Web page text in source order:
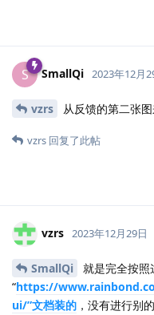
S SmallQi 2023年12月
vzrs 从反馈的第二张
vzrs 回复了此帖
vzrs 2023年12月29日
SmallQi
就是完全按照
“https://
ui/”文档装的 ，没有进行别